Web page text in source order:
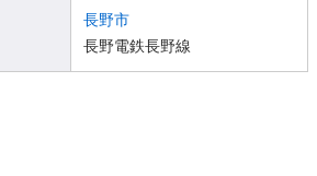
長野市
長野電鉄長野線